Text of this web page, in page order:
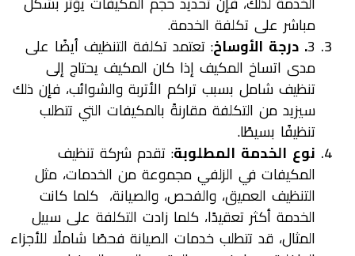
مباشر على تكلفة الخدمة.
3. درجة الأوساخ: تعتمد تكلفة التنظيف أيضًا على
مدى اتساخ المكيف إذا كان المكيف يحتاج إلى
تنظيف شامل بسبب تراكم الأتربة والشوائب، فإن ذلك
سيزيد من التكلفة مقارنةً بالمكيفات التي تتطلب
تنظيفًا بسيطًا.
نوع الخدمة المطلوبة: تقدم شركة تنظيف
المكيفات في الزلفي مجموعة من الخدمات، مثل
التنظيف العميق، والفحص، والصيانة، كلما كانت
الخدمة أكثر تعقيدًا، كلما زادت التكلفة على سبيل
المثال، قد تتطلب خدمات الصيانة فحصًا شاملًا للأجزاء